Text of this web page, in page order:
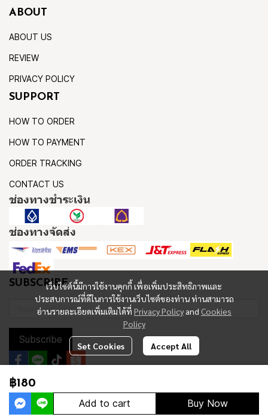
฿180
Add to cart
Buy Now
เว็บไซต์นี้มีการใช้งานคุกกี้ เพื่อเพิ่มประสิทธิภาพและ
ประสบการณ์ที่ดีในการใช้งานเว็บไซต์ของท่าน ท่านสามารถ
อ่านรายละเอียดเพิ่มเติมได้ที่ Privacy Policy and Cookies
Policy
Set Cookies Accept All
ABOUT
ABOUT US
REVIEW
PRIVACY POLICY
SUPPORT
HOW TO ORDER
HOW TO PAYMENT
ORDER TRACKING
CONTACT US
ช่องทางชำระเงิน
ช่องทางจัดส่ง
SUBSCRIBE
Subscribe
Copyright 2023 | All Rights Reserved | Powered by MWE
Powered By MakeWebEasy